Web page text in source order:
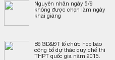
Nguyên nhân ngày 5/9
không được chọn làm ngày
khai giảng
Bộ GD&ĐT tổ chức họp báo
công bố dự thảo quy chế thi
THPT quốc gia năm 2015.